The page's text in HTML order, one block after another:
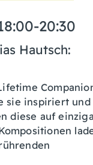
20:30
Hautsch:
sie inspiriert und
diese auf